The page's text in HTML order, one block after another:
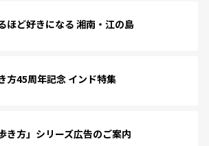
ほど好きになる 湘南・江の島
方45周年記念 インド特集
き方」シリーズ広告のご案内